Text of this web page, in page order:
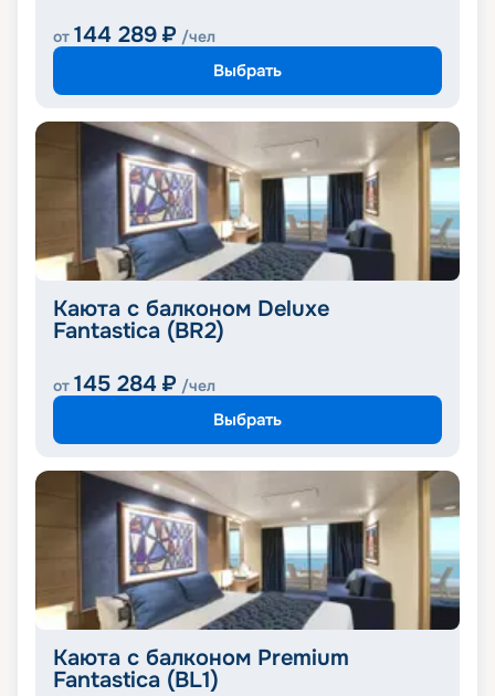
от 144 289 ₽ /чел
Выбрать
Каюта с балконом Deluxe
Fantastica (BR2)
от 145 284 ₽ /чел
Выбрать
Каюта с балконом Premium
Fantastica (BL1)